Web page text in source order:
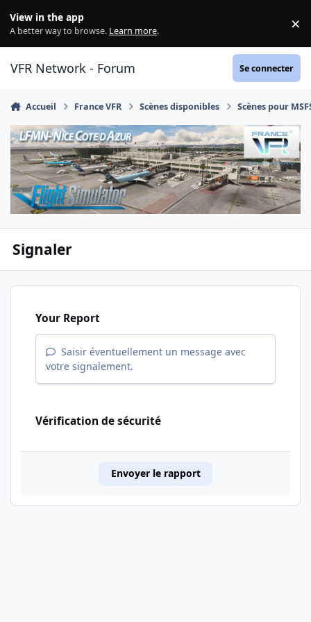
View in the app
A better way to browse. Learn more. ×
VFR Network - Forum Se connecter
Accueil France VFR Scènes disponibles Scènes pour
Signaler
Your Report
Saisir éventuellement un message avec
votre signalement.
Vérification de sécurité
Envoyer le rapport